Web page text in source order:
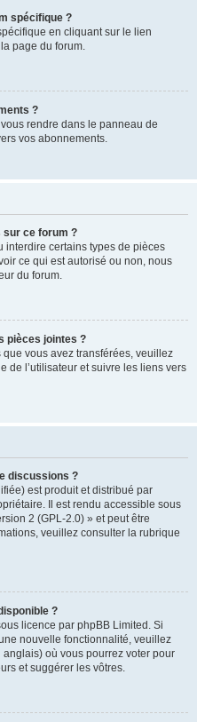
spécifique ?
en cliquant sur le lien
page du forum.
?
rendre dans le panneau de
vos abonnements.
sur ce forum ?
interdire certains types de pièces
ce qui est autorisé ou non, nous
du forum.
pièces jointes ?
vous avez transférées, veuillez
de l’utilisateur et suivre les liens vers
discussions ?
est produit et distribué par
Il est rendu accessible sous
2 (GPL-2.0) » et peut être
veuillez consulter la rubrique
?
licence par phpBB Limited. Si
nouvelle fonctionnalité, veuillez
anglais) où vous pourrez voter pour
et suggérer les vôtres.